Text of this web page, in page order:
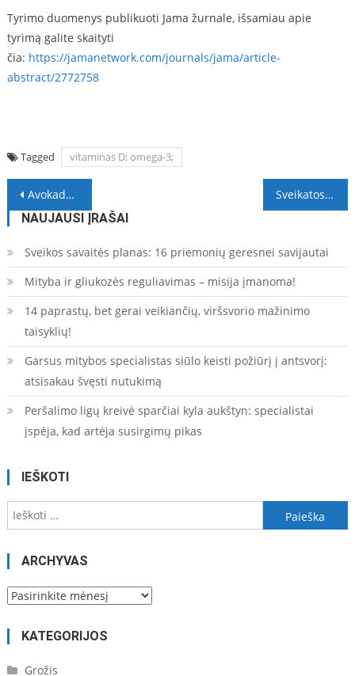
Tyrimo duomenys publikuoti Jama žurnale, išsamiau apie
tyrimą galite skaityti
čia: https://jamanetwork.com/journals/jama/article-
abstract/2772758
Tagged vitaminas D; omega-3;
Navigacija
tarp
įrašų
Avokadai – XXI amžiaus vaisius: lūžta parduotuvių lentynos, ūžia socialiniai tinklai
Sveikatos ekspertų taryba: būtina nedelsiant imtis papildomų karantino priemonių pandemijai suvaldyti
NAUJAUSI ĮRAŠAI
Sveikos savaitės planas: 16 priemonių geresnei savijautai
Mityba ir gliukozės reguliavimas – misija įmanoma!
14 paprastų, bet gerai veikiančių, viršsvorio mažinimo
taisyklių!
Garsus mitybos specialistas siūlo keisti požiūrį į antsvorį:
atsisakau švęsti nutukimą
Peršalimo ligų kreivė sparčiai kyla aukštyn: specialistai
įspėja, kad artėja susirgimų pikas
IEŠKOTI
Ieškoti:
ARCHYVAS
Archyvas
KATEGORIJOS
Grožis